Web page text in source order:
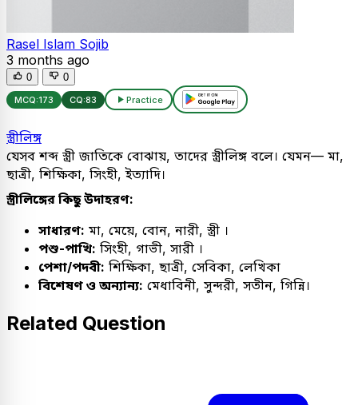
Rasel Islam Sojib
3 months ago
0 0
MCQ:173 CQ:83 Practice
স্ত্রীলিঙ্গ
যেসব শব্দ স্ত্রী জাতিকে বোঝায়, তাদের স্ত্রীলিঙ্গ বলে। যেমন— মা,
ছাত্রী, শিক্ষিকা, সিংহী, ইত্যাদি।
স্ত্রীলিঙ্গের কিছু উদাহরণ:
সাধারণ: মা, মেয়ে, বোন, নারী, স্ত্রী ।
পশু-পাখি: সিংহী, গাভী, সারী ।
পেশা/পদবী: শিক্ষিকা, ছাত্রী, সেবিকা, লেখিকা
বিশেষণ ও অন্যান্য: মেধাবিনী, সুন্দরী, সতীন, গিন্নি।
Related Question